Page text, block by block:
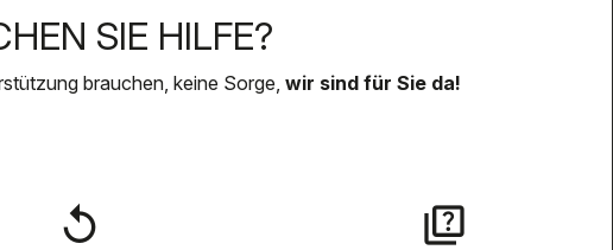
SIE HILFE?
brauchen, keine Sorge, wir sind für Sie da!
replay quiz